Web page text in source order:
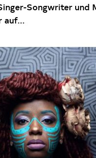
Songwriter und
auf...